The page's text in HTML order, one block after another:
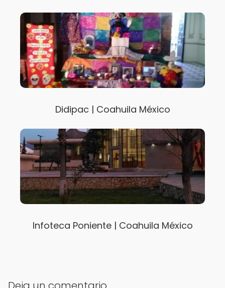
Didipac | Coahuila México
Infoteca Poniente | Coahuila México